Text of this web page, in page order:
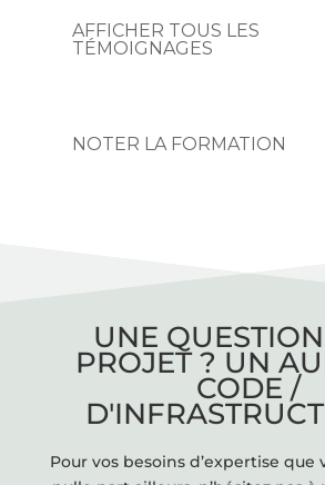
AFFICHER TOUS LES
TÉMOIGNAGES
NOTER LA FORMATION
UNE
PROJET ? UN
CODE /
Pour vos besoins d’expertise que